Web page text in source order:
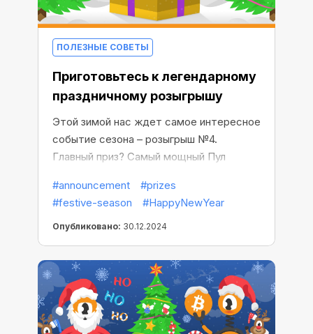
ПОЛЕЗНЫЕ СОВЕТЫ
Приготовьтесь к легендарному
праздничному розыгрышу
Этой зимой нас ждет самое интересное
событие сезона – розыгрыш №4.
Главный приз? Самый мощный Пул
успех вашего майнинга. Но в розыгрыш
попадут только 100 лучших участников,
и #1 получит главную награду.
#announcement
#prizes
#festive-season
#HappyNewYear
Опубликовано: 30.12.2024